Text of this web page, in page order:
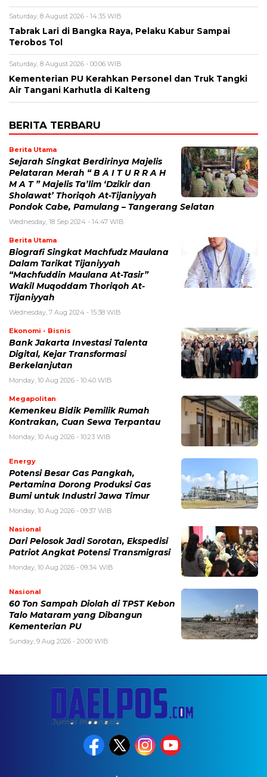
Saturday, 8 August 2026 - 14:35 WIB
Tabrak Lari di Bangka Raya, Pelaku Kabur Sampai
Terobos Tol
Saturday, 8 August 2026 - 00:06 WIB
Kementerian PU Kerahkan Personel dan Truk Tangki
Air Tangani Karhutla di Kalteng
BERITA TERBARU
Berita Utama
Sejarah Singkat Berdirinya Majelis
Pelataran Merah “ B A I T U R R A H
M A T ” Majelis Ta’lim ‘Dzikir dan
Sholawat’ Thoriqoh At-Tijaniyyah
Pondok Cabe, Pamulang – Tangerang Selatan
Wednesday, 18 Sep 2024 - 14:47 WIB
Berita Utama
Biografi Singkat Machfudz Maulana
Dalam Tarikat Tijaniyyah
“Machfuddin Maulana At-Tasir”
Wakil Muqoddam Thoriqoh At-
Tijaniyyah
Wednesday, 7 Aug 2024 - 15:38 WIB
Ekonomi - Bisnis
Bank Jakarta Investasi Talenta
Digital, Kejar Transformasi
Berkelanjutan
Monday, 10 Aug 2026 - 10:40 WIB
Megapolitan
Kemenkeu Bidik Pemilik Rumah
Kontrakan, Cuan Sewa Terpantau
Monday, 10 Aug 2026 - 10:23 WIB
Energy
Potensi Besar Gas Pangkah,
Pertamina Dorong Produksi Gas
Bumi untuk Industri Jawa Timur
Monday, 10 Aug 2026 - 09:37 WIB
Nasional
Dari Pelosok Jadi Sorotan, Ekspedisi
Patriot Angkat Potensi Transmigrasi
Monday, 10 Aug 2026 - 09:34 WIB
Nasional
60 Ton Sampah Diolah di TPST Kebon
Talo Mataram yang Dibangun
Kementerian PU
Sunday, 9 Aug 2026 - 20:00 WIB